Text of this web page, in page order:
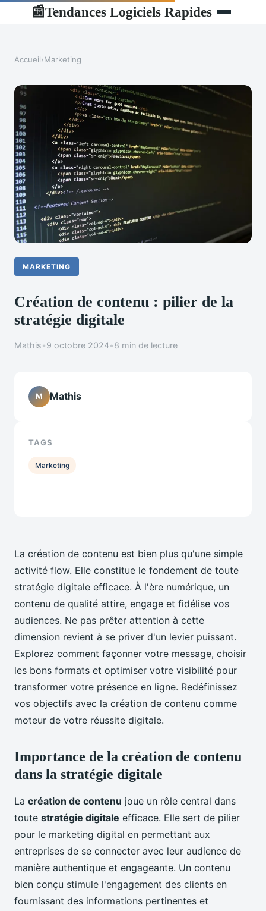
📰Tendances Logiciels Rapides
Accueil›Marketing
MARKETING
Création de contenu : pilier de la
stratégie digitale
Mathis•9 octobre 2024•8 min de lecture
La création de contenu est bien plus qu'une simple
activité flow. Elle constitue le fondement de toute
stratégie digitale efficace. À l'ère numérique, un
contenu de qualité attire, engage et fidélise vos
audiences. Ne pas prêter attention à cette
dimension revient à se priver d'un levier puissant.
Explorez comment façonner votre message, choisir
les bons formats et optimiser votre visibilité pour
transformer votre présence en ligne. Redéfinissez
vos objectifs avec la création de contenu comme
moteur de votre réussite digitale.
Importance de la création de contenu
dans la stratégie digitale
La création de contenu joue un rôle central dans
toute stratégie digitale efficace. Elle sert de pilier
pour le marketing digital en permettant aux
entreprises de se connecter avec leur audience de
manière authentique et engageante. Un contenu
bien conçu stimule l'engagement des clients en
fournissant des informations pertinentes et
M Mathis
TAGS
Marketing